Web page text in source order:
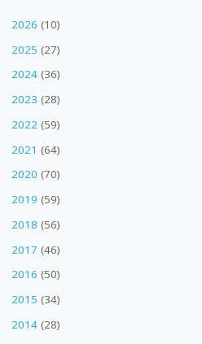
2026 (10)
2025 (27)
2024(36)
2023 (28)
2022(59)
2021 (64)
2020 (70)
2019 (59)
2018 (56)
2017 (46)
2016 (50)
2015 (34)
2014(28)